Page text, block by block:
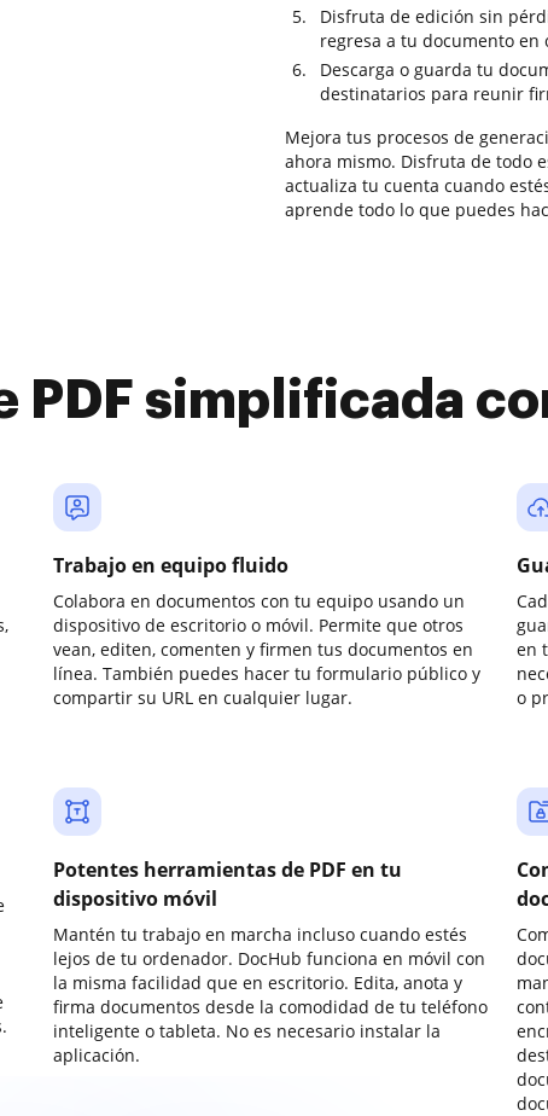
Disfruta de edición sin
regresa a tu documento
Descarga o guarda tu
destinatarios para reunir
Mejora tus procesos de
ahora mismo. Disfruta de todo
actualiza tu cuenta cuando
aprende todo lo que puedes
PDF simplificada
Trabajo en equipo fluido
Colabora en documentos con tu equipo usando un
dispositivo de escritorio o móvil. Permite que otros
vean, editen, comenten y firmen tus documentos en
línea. También puedes hacer tu formulario público y
compartir su URL en cualquier lugar.
en
o
Potentes herramientas de PDF en tu
dispositivo móvil
Mantén tu trabajo en marcha incluso cuando estés
lejos de tu ordenador. DocHub funciona en móvil con
la misma facilidad que en escritorio. Edita, anota y
firma documentos desde la comodidad de tu teléfono
inteligente o tableta. No es necesario instalar la
aplicación.